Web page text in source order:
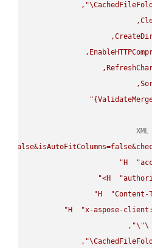
\"
H
H
H
H
"x-aspose-client:
\"
\"
\"